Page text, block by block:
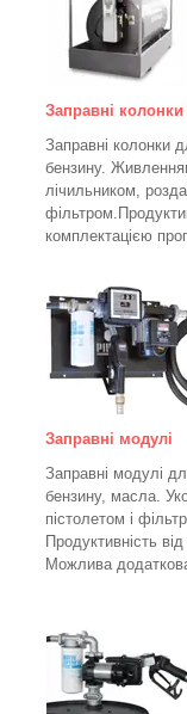
Заправні колонки
Заправні колонки
бензину.
лічильником,
фільтром.
комплектацією
Заправні модулі
Заправні модулі
бензину, масла.
пістолетом і
Продуктивність
Можлива